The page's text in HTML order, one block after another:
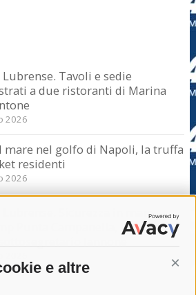
e altre
Lubrense. Tavoli e sedie
a due ristoranti di Marina
2026
mare nel golfo di Napoli, la truffa
residenti
2026
Lubrense. Sicurezza in mare
Punta Campanella, incontro